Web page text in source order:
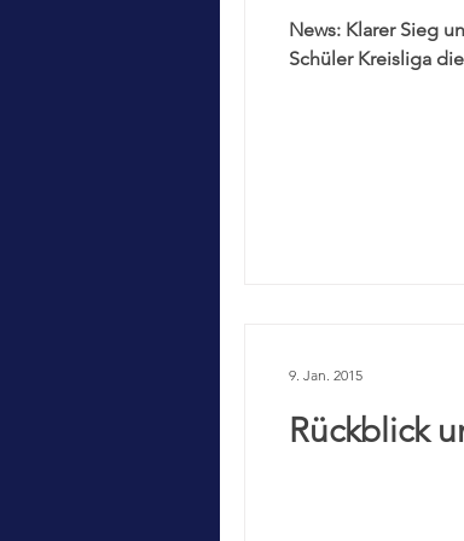
News: Klarer Sieg und Tabellenführung
Schüler Kreisliga
Rückblick
9. Jan. 2015